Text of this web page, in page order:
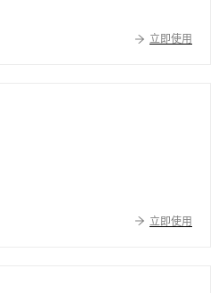
立即使用
立即使用